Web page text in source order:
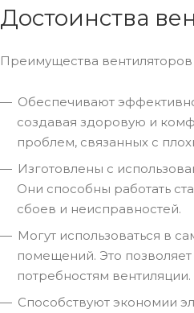
Достоинства
Преимущества
Обеспечивают
создавая здоровую и
проблем, связанных с
Изготовлены с
Они способны работать
сбоев и неисправностей.
Могут использоваться в
помещений. Это
потребностям вентиляции.
Способствуют экономии